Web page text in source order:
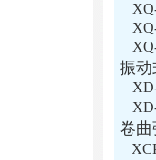
振动
卷曲